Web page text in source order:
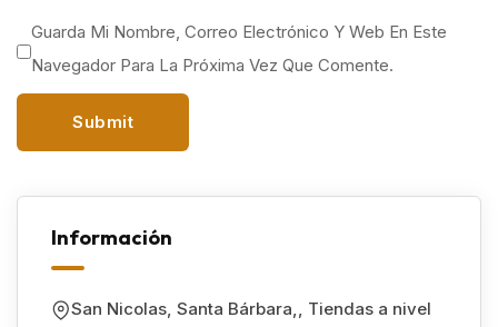
Guarda Mi Nombre, Correo Electrónico Y Web En Este
Navegador Para La Próxima Vez Que Comente.
Información
San Nicolas, Santa Bárbara,, Tiendas a nivel